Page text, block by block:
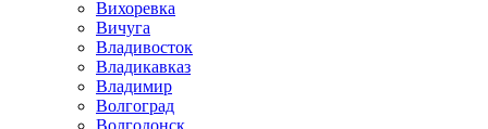
Вихоревка
Вичуга
Владивосток
Владикавказ
Владимир
Волгоград
Волгодонск